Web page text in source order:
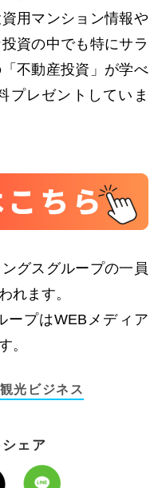
用マンション情報や
資の中でも特にサラ
不動産投資」が学べ
プレゼントしていま
グスグループの一員
れます。
ープはWEBメディア
。
光ビジネス
ェア